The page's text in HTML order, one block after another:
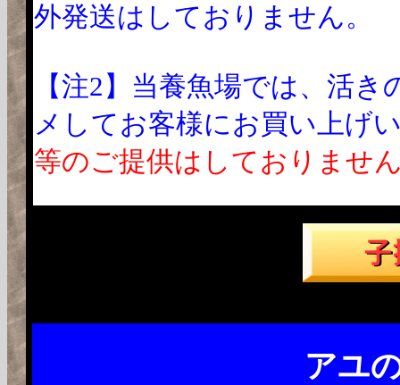
外発送はしておりません。
【注2】当養魚場では、活
メしてお客様にお買い上げ
等のご提供はしておりませ
アユ